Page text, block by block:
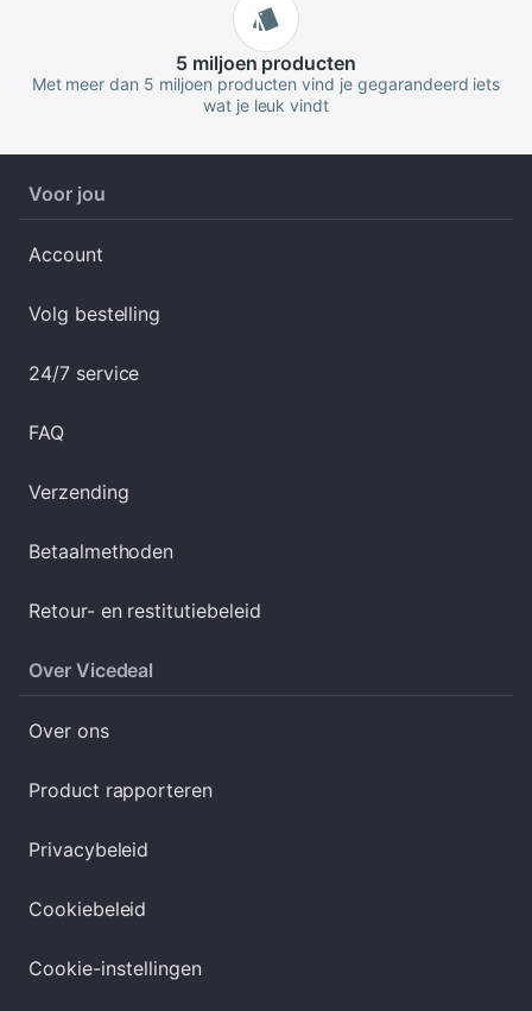
5 miljoen producten
Met meer dan 5 miljoen producten vind je gegarandeerd iets
wat je leuk vindt
Voor jou
Account
Volg bestelling
24/7 service
FAQ
Verzending
Betaalmethoden
Retour- en restitutiebeleid
Over Vicedeal
Over ons
Product rapporteren
Privacybeleid
Cookiebeleid
Cookie-instellingen